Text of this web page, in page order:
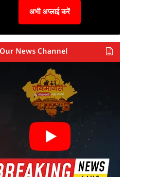
अभी अप्लाई करें
News Channel